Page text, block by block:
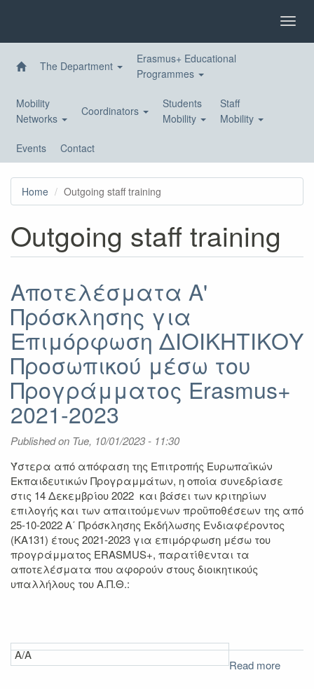
The Department
Erasmus+ Educational
Programmes
Mobility
Networks
Coordinators
Students
Mobility
Staff
Mobility
Events Contact
Home Outgoing staff training
Outgoing staff training
Αποτελέσματα A'
Πρόσκλησης για
Επιμόρφωση ΔΙΟΙΚΗΤΙΚΟΥ
Προσωπικού μέσω του
Προγράμματος Erasmus+
2021-2023
Published on Tue, 10/01/2023 - 11:30
Ύστερα από απόφαση της Επιτροπής Ευρωπαϊκών
Εκπαιδευτικών Προγραμμάτων, η οποία συνεδρίασε
στις 14 Δεκεμβρίου 2022 και βάσει των κριτηρίων
επιλογής και των απαιτούμενων προϋποθέσεων της από
25-10-2022 Α΄ Πρόσκλησης Εκδήλωσης Ενδιαφέροντος
(ΚΑ131) έτους 2021-2023 για επιμόρφωση μέσω του
προγράμματος ERASMUS+, παρατίθενται τα
αποτελέσματα που αφορούν στους διοικητικούς
υπαλλήλους του Α.Π.Θ.:
Α/Α
Read more